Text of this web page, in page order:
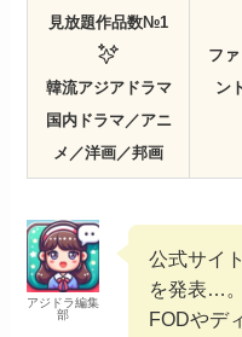
見放題作品数№1
韓流アジアドラマ
国内ドラマ／アニ
メ／洋画／邦画
フ
ン
アジドラ編集
部
公式サイ
を発表…。
FODやデ